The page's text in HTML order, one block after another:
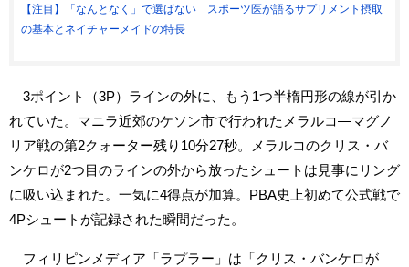
【注目】「なんとなく」で選ばない スポーツ医が語るサプリメント摂取
の基本とネイチャーメイドの特長
3ポイント（3P）ラインの外に、もう1つ半楕円形の線が引か
れていた。マニラ近郊のケソン市で行われたメラルコ―マグノ
リア戦の第2クォーター残り10分27秒。メラルコのクリス・バ
ンケロが2つ目のラインの外から放ったシュートは見事にリング
に吸い込まれた。一気に4得点が加算。PBA史上初めて公式戦で
4Pシュートが記録された瞬間だった。
フィリピンメディア「ラプラー」は「クリス・バンケロが